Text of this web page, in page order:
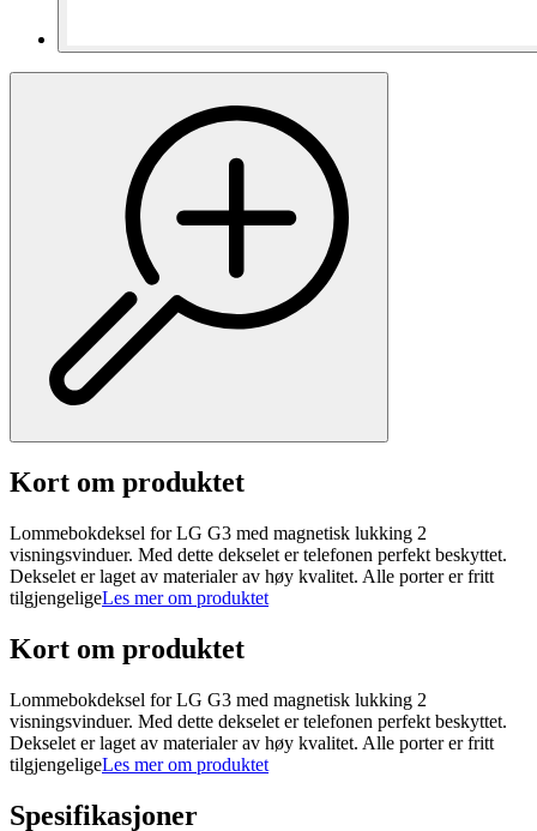
Kort om produktet
Lommebokdeksel for LG G3 med magnetisk lukking 2
visningsvinduer. Med dette dekselet er telefonen perfekt beskyttet.
Dekselet er laget av materialer av høy kvalitet. Alle porter er fritt
tilgjengeligeLes mer om produktet
Kort om produktet
Lommebokdeksel for LG G3 med magnetisk lukking 2
visningsvinduer. Med dette dekselet er telefonen perfekt beskyttet.
Dekselet er laget av materialer av høy kvalitet. Alle porter er fritt
tilgjengeligeLes mer om produktet
Spesifikasjoner